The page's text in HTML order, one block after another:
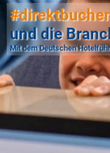
und die
Mit dem Deutschen